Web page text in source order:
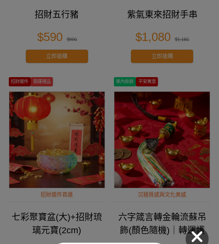
招財五行豬
$590 $690
立即搶購
紫氣東來招財手串
$1,080 $1,180
立即搶購
招財擺件 開運禮品
招財擺件首選
七彩聚寶盆(大)+招財琉
璃元寶(2cm)
車內掛飾 平安寓意
沉穩質感與文化美感
六字箴言轉金輪流蘇吊
飾(顏色隨機)｜轉運護